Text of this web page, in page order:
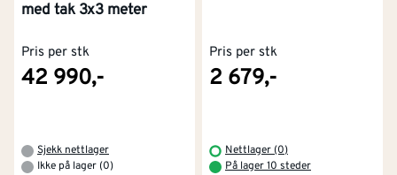
med tak 3x3 meter
Pris per stk
42 990,-
Sjekk nettlager
Ikke på lager (0)
Pris per stk
2 679,-
Nettlager (0)
På lager 10 steder